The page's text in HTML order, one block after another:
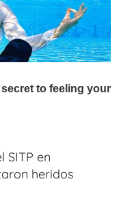
SITP en
heridos